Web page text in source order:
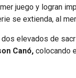
juego y logran
se extienda, al
elevados de
Canó, colocando